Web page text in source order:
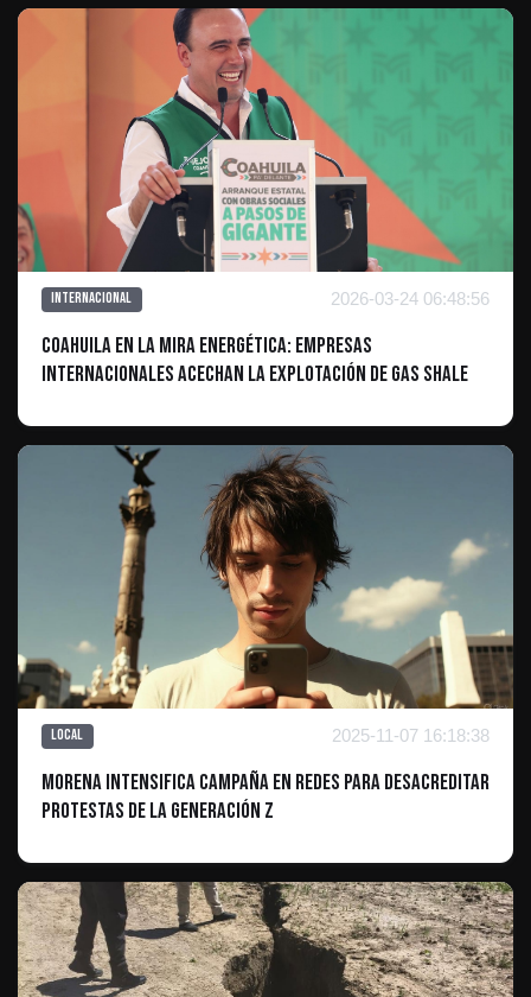
Internacional 2026-03-24 06:48:56
Coahuila en la mira energética: Empresas
internacionales acechan la explotación de gas shale
Local 2025-11-07 16:18:38
Morena intensifica campaña en redes para desacreditar
protestas de la Generación Z